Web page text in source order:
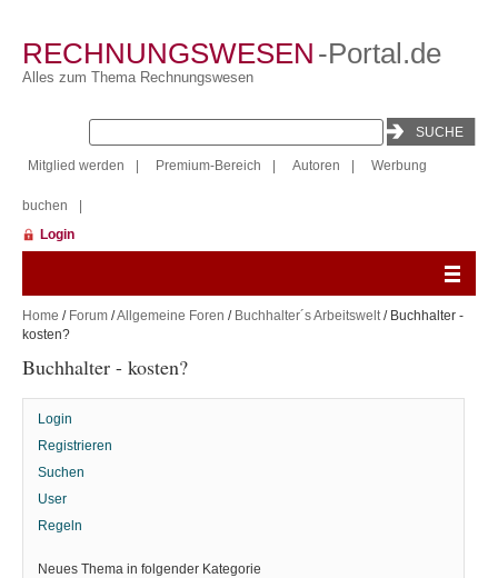
RECHNUNGSWESEN -Portal.de
Alles zum Thema Rechnungswesen
Mitglied werden Premium-Bereich Autoren Werbung
buchen
Login
Home / Forum /Allgemeine Foren / Buchhalter´s Arbeitswelt/ Buchhalter -
kosten?
Buchhalter - kosten?
Login
Registrieren
Suchen
User
Regeln
Neues Thema in folgender Kategorie